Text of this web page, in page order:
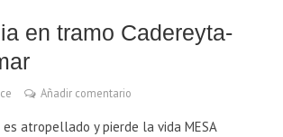
en tramo Cadereyta-
Añadir comentario
es atropellado y pierde la vida MESA